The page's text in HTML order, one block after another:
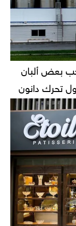
بعض ألبان
تحرك دانون